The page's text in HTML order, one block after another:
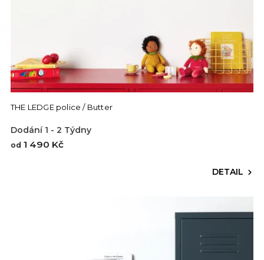
THE LEDGE police / Butter
Dodání 1 - 2 Týdny
od 1 490 Kč
DETAIL